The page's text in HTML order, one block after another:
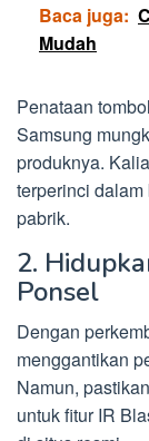
Baca juga:
Mudah
Penataan
Samsung
produknya.
terperinci
pabrik.
2.
Ponsel
Dengan
menggantikan
Namun,
untuk fitur IR